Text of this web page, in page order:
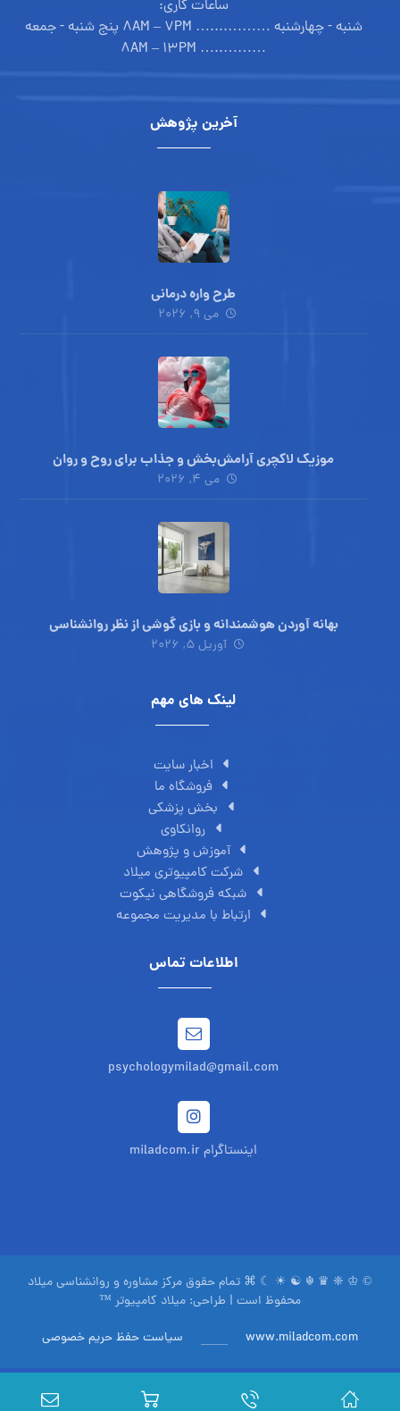
ساعات کاری:
شنبه - چهارشنبه ………....… ۸AM – ۷PM پنج شنبه - جمعه
………..… ۸AM – ۱۳PM
آخرین پژوهش
طرح واره درمانی
می ۹, ۲۰۲۶
موزیک لاکچری آرامش‌بخش‌ و جذاب‌ برای روح و روان
می ۴, ۲۰۲۶
بهانه آوردن هوشمندانه و بازی گوشی از نظر روانشناسی
آوریل ۵, ۲۰۲۶
لینک های مهم
اخبار سایت
فروشگاه ما
بخش پزشکی
روانکاوی
آموزش و پژوهش
شرکت کامپیوتری میلاد
شبکه فروشگاهی نیکوت
ارتباط با مدیریت مجموعه
اطلاعات تماس
psychologymilad@gmail.com
اینستاگرام miladcom.ir
© ♔ ❈ ♛ ☬ ☯ ☀ ☾ ⌘ تمام حقوق مرکز مشاوره و روانشناسی میلاد
محفوظ است | طراحی: میلاد کامپیوتر ™
سیاست حفظ حریم خصوصی
www.miladcom.com